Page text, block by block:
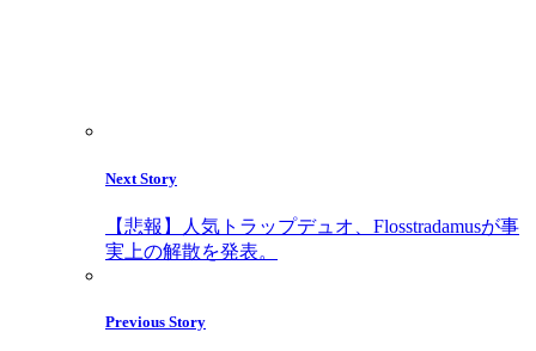
Next Story
【悲報】人気トラップデュオ、Flosstradamusが事
実上の解散を発表。
Previous Story